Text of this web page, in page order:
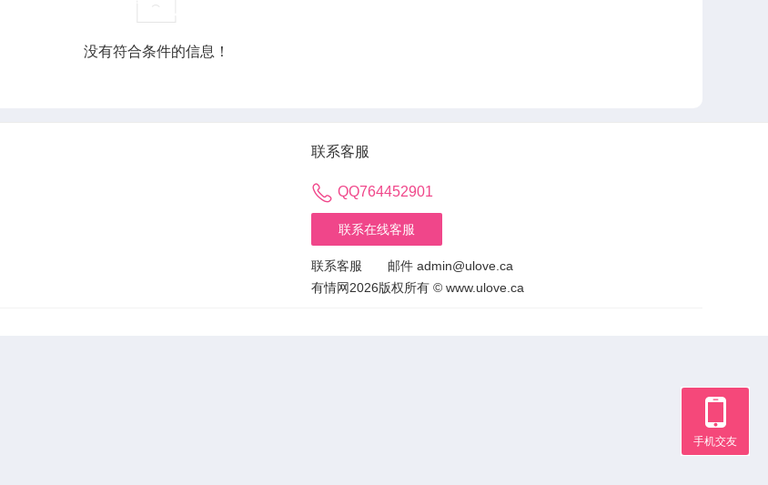
没有符合条件的信息！
联系客服
QQ764452901
联系在线客服
联系客服 邮件 admin@ulove.ca
有情网2026版权所有 © www.ulove.ca
手机交友